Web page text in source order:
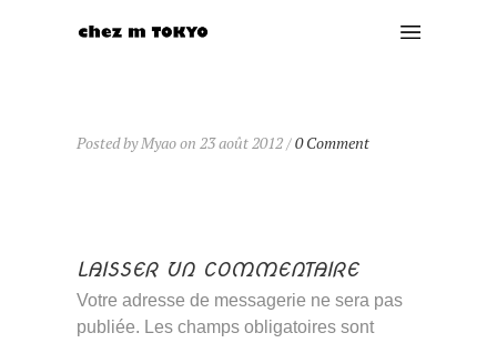
Posted by Myao on 23 août 2012 /0 Comment
LAISSER UN COMMENTAIRE
Votre adresse de messagerie ne sera pas
publiée. Les champs obligatoires sont